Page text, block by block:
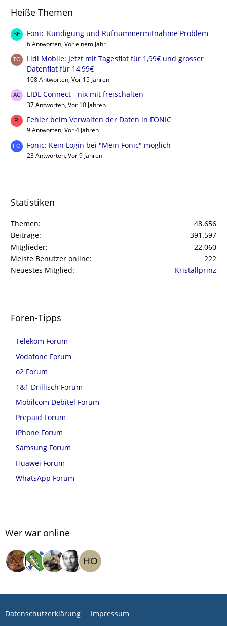
Heiße Themen
Fonic Kündigung und Rufnummermitnahme Problem
6 Antworten, Vor einem Jahr
Lidl Mobile: Jetzt mit Tagesflat für 1,99€ und grosser
Datenflat für 14,99€
108 Antworten, Vor 15 Jahren
LIDL Connect - nix mit freischalten
37 Antworten, Vor 10 Jahren
Fehler beim Verwalten der Daten in FONIC
9 Antworten, Vor 4 Jahren
Fonic: Kein Login bei "Mein Fonic" möglich
23 Antworten, Vor 9 Jahren
Statistiken
Themen
48.656
Beiträge
391.597
Mitglieder
22.060
Meiste Benutzer online
222
Neuestes Mitglied
Kristallprinz
Foren-Tipps
Telekom Forum
Vodafone Forum
o2 Forum
1&1 Drillisch Forum
Mobilcom Debitel Forum
Prepaid Forum
iPhone Forum
Samsung Forum
Huawei Forum
WhatsApp Forum
Wer war online
Datenschutzerklärung Impressum